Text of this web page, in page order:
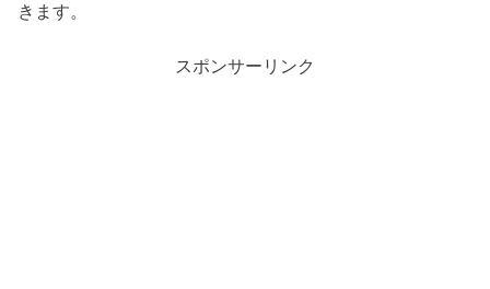
きます。
スポンサーリンク